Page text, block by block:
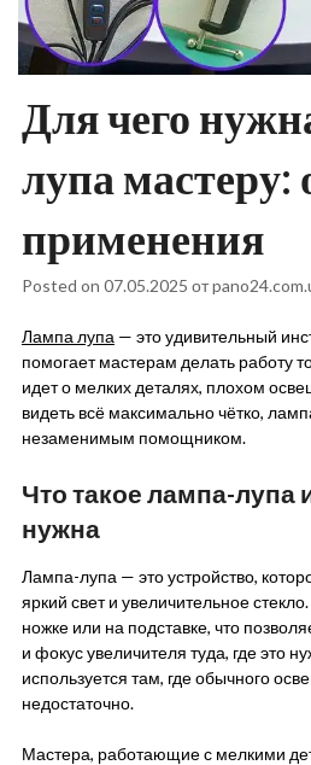
Для чего
лупа мастеру:
применения
Posted on 07.05.2025 от
Лампа лупа — это удивительный
помогает мастерам делать работу
идет о мелких деталях, плохом
видеть всё максимально чётко,
незаменимым помощником.
Что такое лампа-лупа
нужна
Лампа-лупа — это устройство,
яркий свет и увеличительное
ножке или на подставке, что
и фокус увеличителя туда, где это
используется там, где обычного
недостаточно.
Мастера, работающие с мелкими